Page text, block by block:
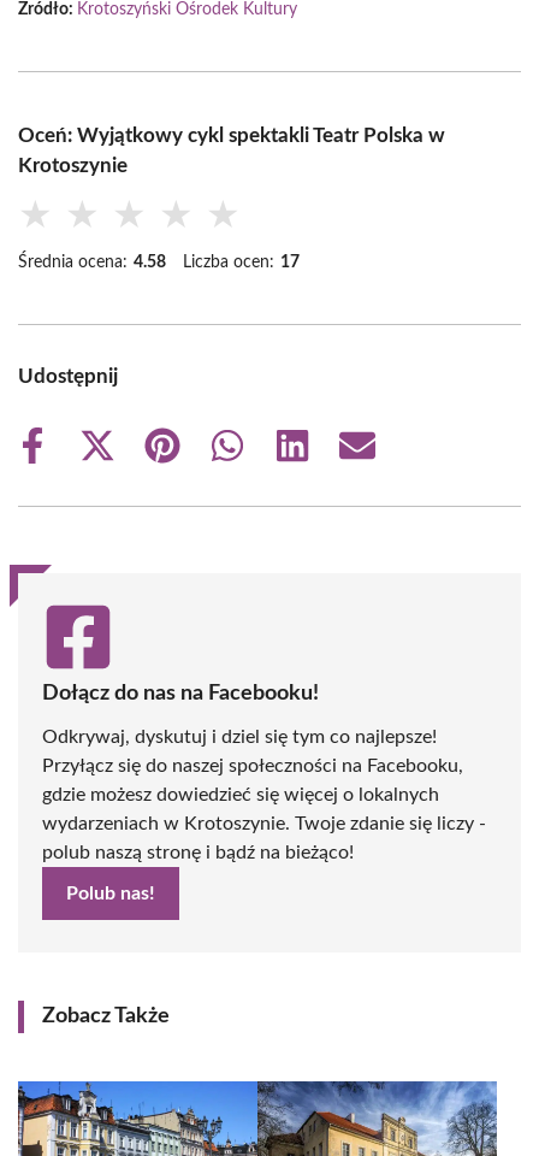
Źródło: Krotoszyński Ośrodek Kultury
Oceń: Wyjątkowy cykl spektakli Teatr Polska w
Krotoszynie
★ ★ ★ ★ ★
Średnia ocena: 4.58 Liczba ocen: 17
Udostępnij
Share
Share
(Twitter)
Share
Share
Share
Share
Dołącz do nas na Facebooku!
Odkrywaj, dyskutuj i dziel się tym co najlepsze!
Przyłącz się do naszej społeczności na Facebooku,
gdzie możesz dowiedzieć się więcej o lokalnych
wydarzeniach w Krotoszynie. Twoje zdanie się liczy -
polub naszą stronę i bądź na bieżąco!
Polub nas!
Zobacz Także